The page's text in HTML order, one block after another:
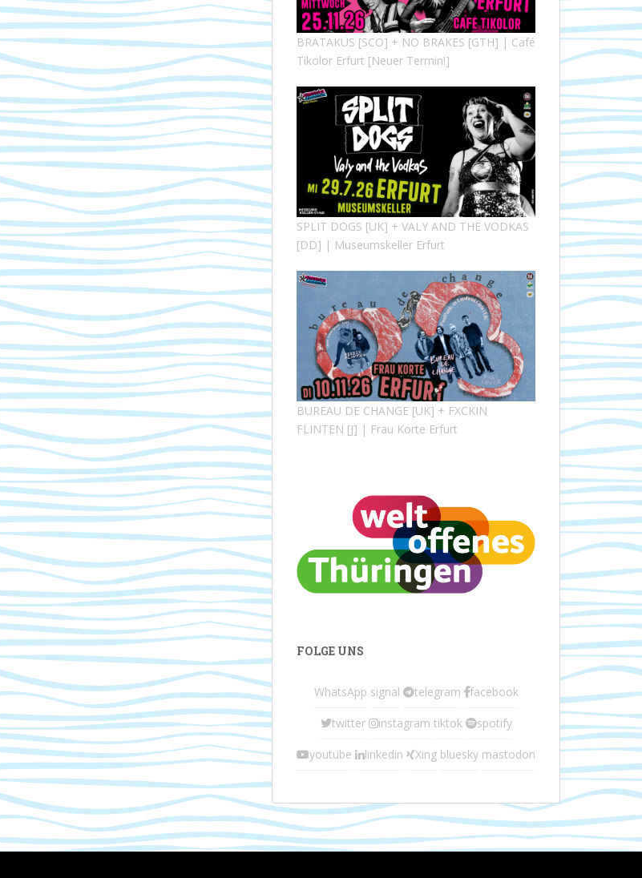
BRATAKUS [SCO] + NO BRAKES [GTH] | Café
Tikolor Erfurt [Neuer Termin!]
SPLIT DOGS [UK] + VALY AND THE VODKAS
[DD] | Museumskeller Erfurt
BUREAU DE CHANGE [UK] + FXCKIN
FLINTEN [J] | Frau Korte Erfurt
FOLGE UNS
WhatsApp signal telegram facebook
twitter instagram tiktok spotify
youtube linkedin Xing bluesky mastodon